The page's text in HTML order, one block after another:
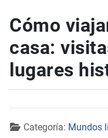
Cómo
casa:
lugares
Detalles
Categoría: Mundos